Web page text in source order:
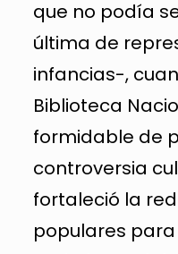
que no podía
última de
infancias-,
Biblioteca
formidable de
controversia
fortaleció la
populares